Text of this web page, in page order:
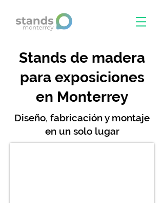
Stands de madera
para exposiciones
en Monterrey
Diseño, fabricación y montaje
en un solo lugar